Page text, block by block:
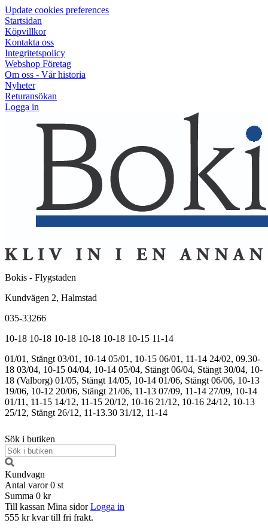
Update cookies preferences
Startsidan
Köpvillkor
Kontakta oss
Integritetspolicy
Webshop Företag
Om oss - Vår historia
Nyheter
Returansökan
Logga in
Bokis - Flygstaden
Kundvägen 2, Halmstad
035-33266
10-18 10-18 10-18 10-18 10-18 10-15 11-14
01/01, Stängt 03/01, 10-14 05/01, 10-15 06/01, 11-14 24/02, 09.30-
18 03/04, 10-15 04/04, 10-14 05/04, Stängt 06/04, Stängt 30/04, 10-
18 (Valborg) 01/05, Stängt 14/05, 10-14 01/06, Stängt 06/06, 10-13
19/06, 10-12 20/06, Stängt 21/06, 11-13 07/09, 11-14 27/09, 10-14
01/11, 11-15 14/12, 11-15 20/12, 10-16 21/12, 10-16 24/12, 10-13
25/12, Stängt 26/12, 11-13.30 31/12, 11-14
Sök i butiken
Kundvagn
Antal varor 0 st
Summa 0 kr
Till kassan Mina sidor Logga in
555 kr kvar till fri frakt.